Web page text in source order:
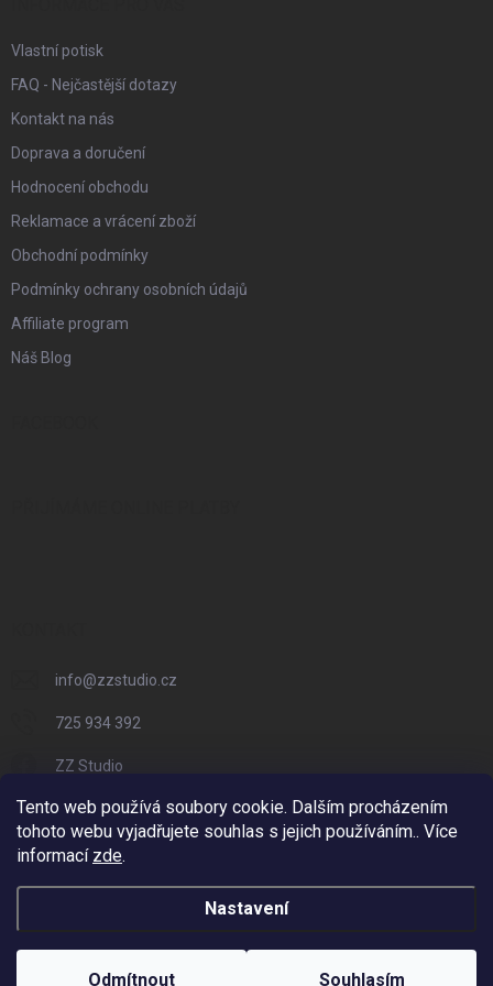
Tento web používá soubory cookie. Dalším procházením
tohoto webu vyjadřujete souhlas s jejich používáním.. Více
informací zde.
Nastavení
Odmítnout Souhlasím
Vlastní potisk
FAQ - Nejčastější dotazy
Kontakt na nás
Doprava a doručení
Hodnocení obchodu
Reklamace a vrácení zboží
Obchodní podmínky
Podmínky ochrany osobních údajů
Affiliate program
Náš Blog
info@zzstudio.cz
725 934 392
ZZ Studio
zzstudio_cz
Vytvořil Shoptet
ZZ Eshop - Svět potisku. Všechna práva vyhrazena.